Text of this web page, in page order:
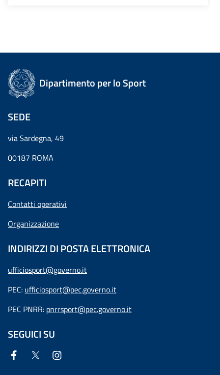
Dipartimento per lo Sport
SEDE
via Sardegna, 49
00187 ROMA
RECAPITI
Contatti operativi
Organizzazione
INDIRIZZI DI POSTA ELETTRONICA
ufficiosport@governo.it
PEC: ufficiosport@pec.governo.it
PEC PNRR: pnrrsport@pec.governo.it
SEGUICI SU